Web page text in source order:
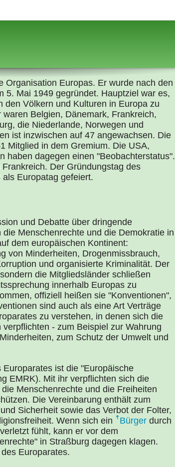
Organisation Europas. Er wurde nach den
5. Mai 1949 gegründet. Hauptziel war es,
den Völkern und Kulturen in Europa zu
Belgien, Dänemark, Frankreich,
die Niederlande, Norwegen und
ist inzwischen auf 47 angewachsen. Die
Mitglied in dem Gremium. Die USA,
haben dagegen einen "Beobachterstatus".
Der Gründungstag des
Europatag gefeiert.
und Debatte über dringende
Menschenrechte und die Demokratie in
dem europäischen Kontinent:
von Minderheiten, Drogenmissbrauch,
und organisierte Kriminalität. Der
die Mitgliedsländer schließen
innerhalb Europas zu
offiziell heißen sie "Konventionen",
sind auch als eine Art Verträge
zu verstehen, in denen sich die
- zum Beispiel zur Wahrung
zum Schutz der Umwelt und
ist die "Europäische
EMRK). Mit ihr verpflichten sich die
Menschenrechte und die Freiheiten
Die Vereinbarung enthält zum
Sicherheit sowie das Verbot der Folter,
Wenn sich ein
Bürger durch
fühlt, kann er vor dem
in Straßburg dagegen klagen.
Europarates.